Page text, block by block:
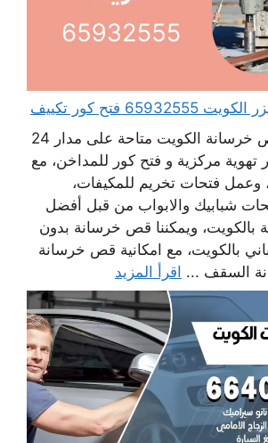
فتح كور تكييف
خدمات شركة قص خرسانة الكويت متاحة على مدار 24
مركزية و فتح كور للمداخن، مع
وعمل فتحات تخريم للمكيفات،
شبابيك والابواب من قبل أفضل
ويمكننا قص خرسانة بدون
بالكويت، مع امكانية قص خرسانة
السقف ... اقرأ المزيد